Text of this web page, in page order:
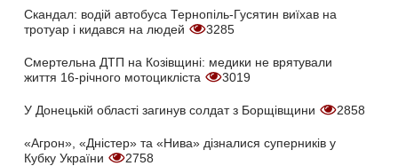
Скандал: водій автобуса Тернопіль-Гусятин виїхав на
тротуар і кидався на людей
3285
Смертельна ДТП на Козівщині: медики не врятували
життя 16-річного мотоцикліста
3019
У Донецькій області загинув солдат з Борщівщини 2858
«Агрон», «Дністер» та «Нива» дізналися суперників у
Кубку України
2758